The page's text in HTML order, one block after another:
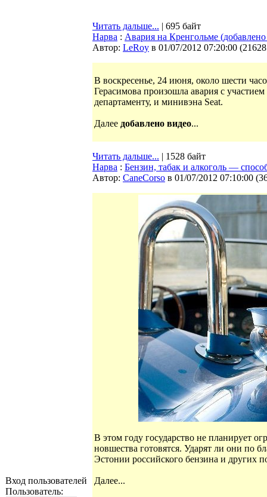
Вход пользователей
Пользователь:
Читать дальше... | 695 байт
Нарва : Авария на Кренгольме
Автор: LeRoy в 01/07/2012 07:20:00 (
В воскресенье, 24 июня, около шести
Герасимова произошла авария с
департаменту, и минивэна Seat.
Далее добавлено видео...
Читать дальше... | 1528 байт
Нарва : Бензин, табак и алкоголь —
Автор: CaneCorso в 01/07/2012 07:10:00 (
В этом году государство не планирует
новшества готовятся. Ударят ли они по
Эстонии российского бензина и других
Далее...